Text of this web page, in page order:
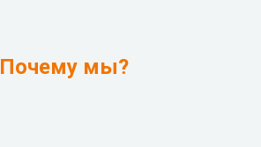
Почему мы?